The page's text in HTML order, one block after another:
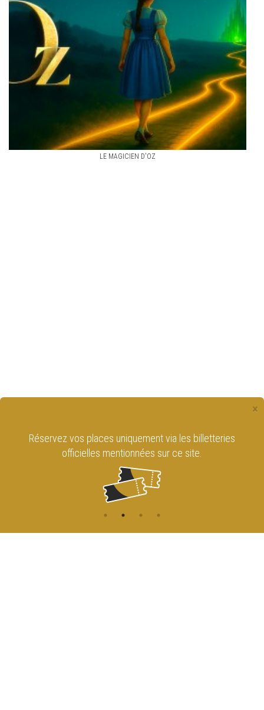
LE MAGICIEN D'OZ
×
Réservez vos places uniquement via les billetteries
officielles mentionnées sur ce site.